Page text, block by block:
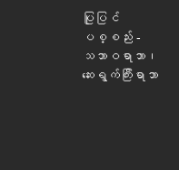
ပြုပြင်
ပစ္စည်း -
သဘာဝရာဘာ၊
ဆေးရွက်ကြီးရာဘာ